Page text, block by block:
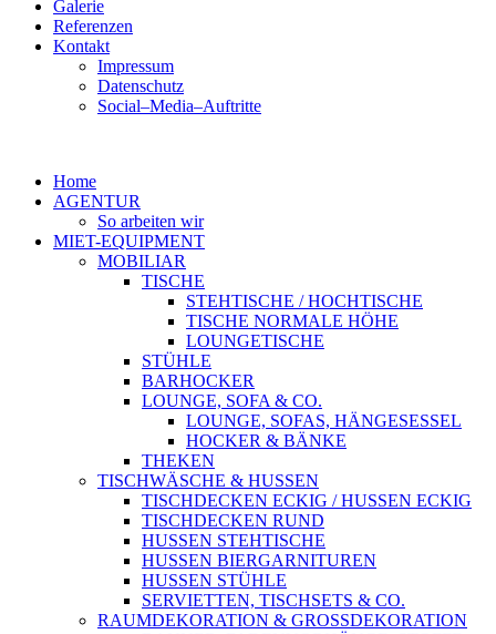
Galerie
Referenzen
Kontakt
Impressum
Datenschutz
Social–Media–Auftritte
Home
AGENTUR
So arbeiten wir
MIET-EQUIPMENT
MOBILIAR
TISCHE
STEHTISCHE / HOCHTISCHE
TISCHE NORMALE HÖHE
LOUNGETISCHE
STÜHLE
BARHOCKER
LOUNGE, SOFA & CO.
LOUNGE, SOFAS, HÄNGESESSEL
HOCKER & BÄNKE
THEKEN
TISCHWÄSCHE & HUSSEN
TISCHDECKEN ECKIG / HUSSEN ECKIG
TISCHDECKEN RUND
HUSSEN STEHTISCHE
HUSSEN BIERGARNITUREN
HUSSEN STÜHLE
SERVIETTEN, TISCHSETS & CO.
RAUMDEKORATION & GROSSDEKORATION